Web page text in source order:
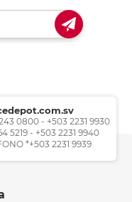
0800 - +503 2231 9930
5219 - +503 2231 9940
*+503 2231 9939